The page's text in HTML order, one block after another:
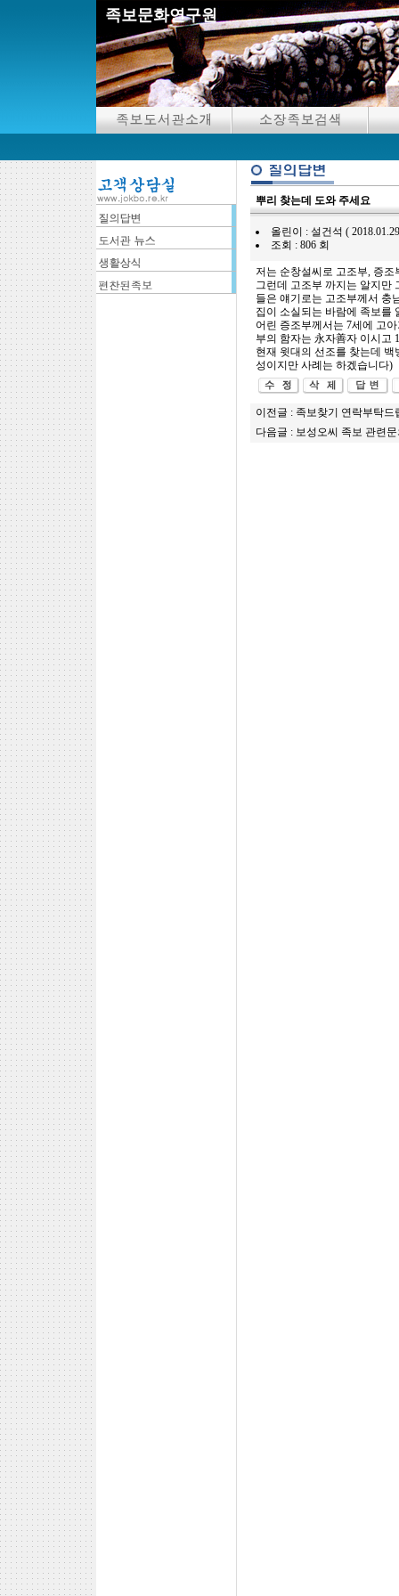
족보문화연구원
뿌리 찾는데 도와 주세요
올린이 : 설건석 (
조회 : 806 회
저는 순창설씨로 고조부, 증
그런데 고조부 까지는 알지만
들은 얘기로는 고조부께서 충
집이 소실되는 바람에 족보를
어린 증조부께서는 7세에 고
부의 함자는 永자善자 이시고
현재 윗대의 선조를 찾는데
성이지만 사례는 하겠습니다)
이전글 : 족보찾기 연락부탁드
다음글 : 보성오씨 족보 관련문